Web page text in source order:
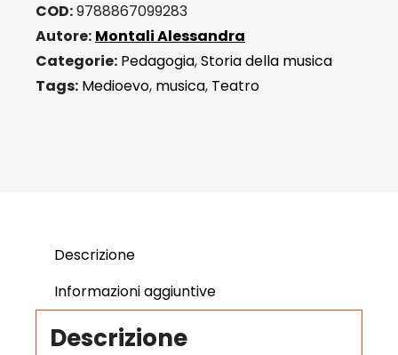
COD:9788867099283
Autore: Montali Alessandra
Categorie: Pedagogia,Storia della musica
Tags: Medioevo, musica, Teatro
Descrizione
Informazioni aggiuntive
Descrizione